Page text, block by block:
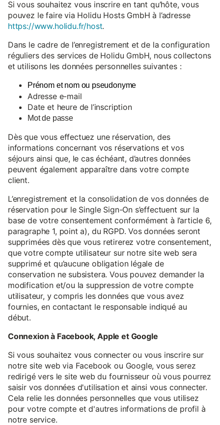
Si vous souhaitez vous inscrire en tant qu’hôte, vous
pouvez le faire via Holidu Hosts GmbH à l’adresse
https://www.holidu.fr/host.
Dans le cadre de l’enregistrement et de la configuration
réguliers des services de Holidu GmbH, nous collectons
et utilisons les données personnelles suivantes :
Prénom et nom ou pseudonyme
Adresse e-mail
Date et heure de l’inscription
Mot de passe
Dès que vous effectuez une réservation, des
informations concernant vos réservations et vos
séjours ainsi que, le cas échéant, d’autres données
peuvent également apparaître dans votre compte
client.
L’enregistrement et la consolidation de vos données de
réservation pour le Single Sign-On s’effectuent sur la
base de votre consentement conformément à l’article 6,
paragraphe 1, point a), du RGPD. Vos données seront
supprimées dès que vous retirerez votre consentement,
que votre compte utilisateur sur notre site web sera
supprimé et qu’aucune obligation légale de
conservation ne subsistera. Vous pouvez demander la
modification et/ou la suppression de votre compte
utilisateur, y compris les données que vous avez
fournies, en contactant le responsable indiqué au
début.
Connexion à Facebook, Apple et Google
Si vous souhaitez vous connecter ou vous inscrire sur
notre site web via Facebook ou Google, vous serez
redirigé vers le site web du fournisseur où vous pourrez
saisir vos données d'utilisation et ainsi vous connecter.
Cela relie les données personnelles que vous utilisez
pour votre compte et d'autres informations de profil à
notre service.